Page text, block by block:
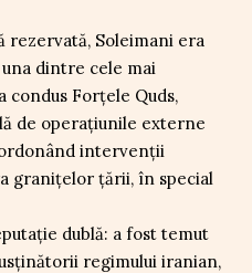
rezervată, Soleimani era
dintre cele mai
Forțele Quds,
de operațiunile externe
intervenții
granițelor țării, în special
dublă: a fost temut
regimului iranian,